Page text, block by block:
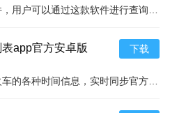
app官方安卓版
安卓版
下载